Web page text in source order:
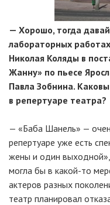
— Хорошо, тогда
лабораторных
Николая Коляды в
Жанну» по пьесе
Павла Зобнина.
в репертуаре театра?
— «Баба Шанель» —
репертуаре уже есть
жены и один выходной»,
могла бы в какой-то
актеров разных
театр планировал